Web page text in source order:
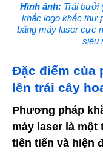
Hình ảnh:Trái bưởi
khắc logo khắc thư
bằng máy laser cực
siêu
Đặc điểm của
lên trái cây
Phương pháp
máy laser là
tiên tiến và hiện